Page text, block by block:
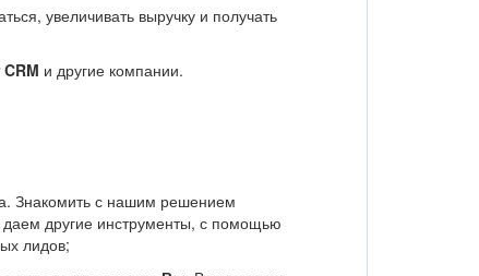
увеличивать выручку и получать
и другие компании.
Знакомить с нашим решением
другие инструменты, с помощью
лидов;